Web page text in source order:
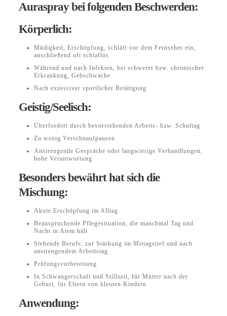
Auraspray bei folgenden Beschwerden:
Körperlich:
Müdigkeit, Erschöpfung, schläft vor dem Fernseher ein,
anschließend oft schlaflos
Während und nach Infekten, bei schwerer bzw. chronischer
Erkrankung, Gehschwäche
Nach exzessiver sportlicher Betätigung
Geistig/Seelisch:
Überfordert durch bevorstehenden Arbeits- bzw. Schultag
Zu wenig Verschnaufpausen
Anstrengende Gespräche oder langwierige Verhandlungen,
hohe Verantwortung
Besonders bewährt hat sich die
Mischung:
Akute Erschöpfung im Alltag
Beanspruchende Pflegesituation, die manchmal Tag und
Nacht in Atem hält
Stehende Berufe; zur Stärkung im Mittagstief und nach
anstrengendem Arbeitstag
Prüfungsvorbereitung
In Schwangerschaft und Stillzeit, für Mütter nach der
Geburt, für Eltern von kleinen Kindern
Anwendung: